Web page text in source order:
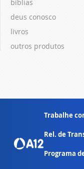
bíblias
deus conosco
livros
outros produtos
Trabalhe
Rel. de
Programa